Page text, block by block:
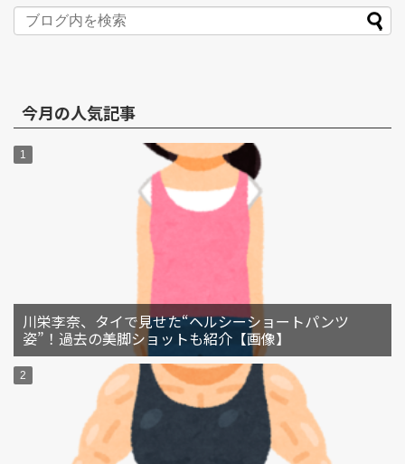
今月の人気記事
川栄李奈、タイで見せた“ヘルシーショートパンツ
姿”！過去の美脚ショットも紹介【画像】